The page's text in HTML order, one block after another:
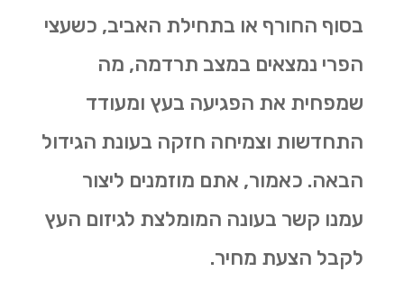
בסוף החורף או בתחילת האביב, כשעצי
הפרי נמצאים במצב תרדמה, מה
שמפחית את הפגיעה בעץ ומעודד
התחדשות וצמיחה חזקה בעונת הגידול
הבאה. כאמור, אתם מוזמנים ליצור
עמנו קשר בעונה המומלצת לגיזום העץ
לקבל הצעת מחיר.